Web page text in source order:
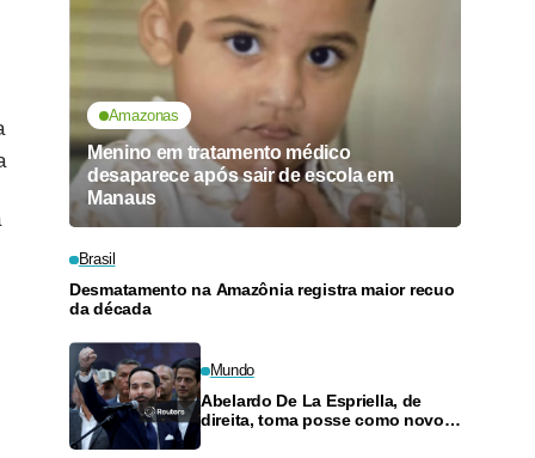
Amazonas
Menino em tratamento médico
desaparece após sair de escola em
Manaus
Brasil
Desmatamento na Amazônia registra maior recuo
da década
Mundo
Abelardo De La Espriella, de
direita, toma posse como novo